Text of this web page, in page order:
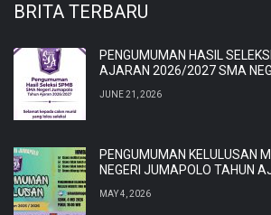
BRITA TERBARU
PENGUMUMAN HASIL
AJARAN 2026/2027 SMA
JUNE 21, 2026
PENGUMUMAN KELULUSAN
NEGERI JUMAPOLO TAHUN
MAY 4, 2026